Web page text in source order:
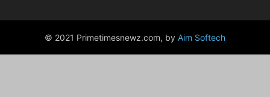
© 2021 Primetimesnewz.com, by Aim Softech